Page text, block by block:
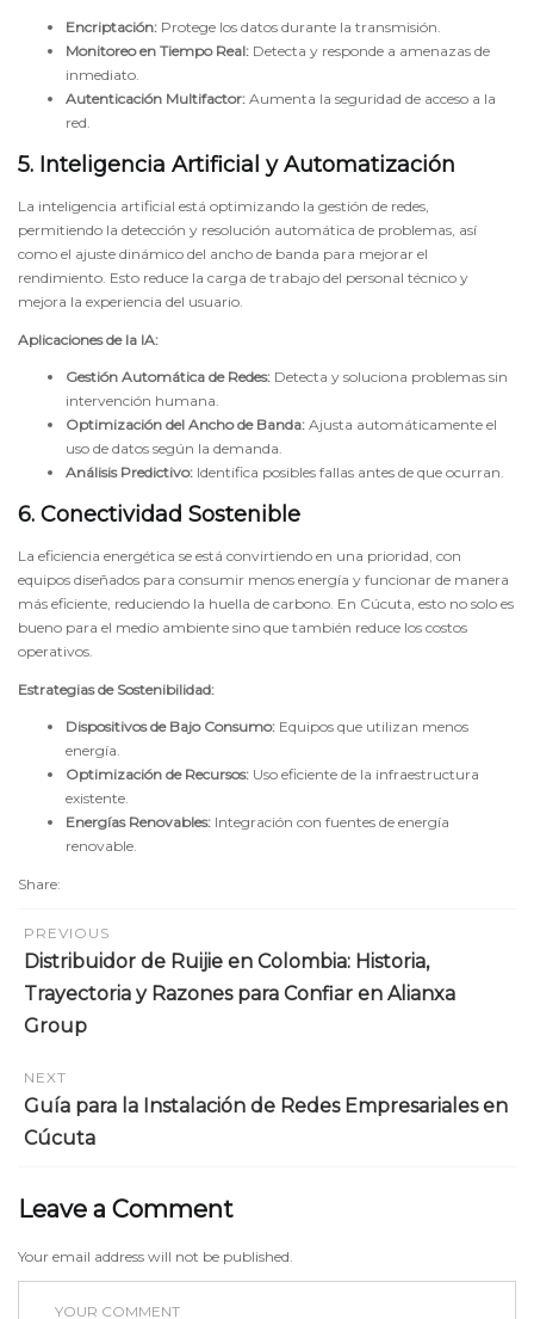
Encriptación: Protege los datos durante la transmisión.
Monitoreo en Tiempo Real: Detecta y responde a amenazas de
inmediato.
Autenticación Multifactor: Aumenta la seguridad de acceso a la
red.
5. Inteligencia Artificial y Automatización
La inteligencia artificial está optimizando la gestión de redes,
permitiendo la detección y resolución automática de problemas, así
como el ajuste dinámico del ancho de banda para mejorar el
rendimiento. Esto reduce la carga de trabajo del personal técnico y
mejora la experiencia del usuario.
Aplicaciones de la IA:
Gestión Automática de Redes: Detecta y soluciona problemas sin
intervención humana.
Optimización del Ancho de Banda: Ajusta automáticamente el
uso de datos según la demanda.
Análisis Predictivo: Identifica posibles fallas antes de que ocurran.
6. Conectividad Sostenible
La eficiencia energética se está convirtiendo en una prioridad, con
equipos diseñados para consumir menos energía y funcionar de manera
más eficiente, reduciendo la huella de carbono. En Cúcuta, esto no solo es
bueno para el medio ambiente sino que también reduce los costos
operativos.
Estrategias de Sostenibilidad:
Dispositivos de Bajo Consumo: Equipos que utilizan menos
energía.
Optimización de Recursos: Uso eficiente de la infraestructura
existente.
Energías Renovables: Integración con fuentes de energía
renovable.
Share:
PREVIOUS
Distribuidor de Ruijie en Colombia: Historia,
Trayectoria y Razones para Confiar en Alianxa
Group
NEXT
Guía para la Instalación de Redes Empresariales en
Cúcuta
Leave a Comment
Your email address will not be published.